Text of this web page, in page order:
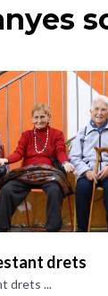
drets
drets ...